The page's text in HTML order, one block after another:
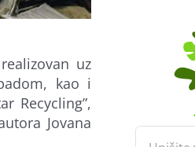
uz
kao i
Recycling”,
Jovana